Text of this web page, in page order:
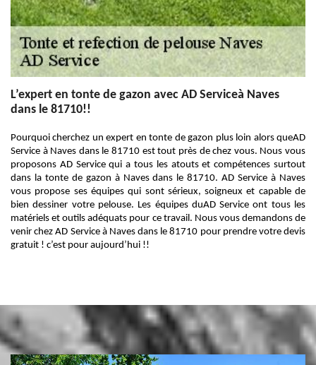
L’expert en tonte de gazon avec AD Serviceà Naves
dans le 81710!!
Pourquoi cherchez un expert en tonte de gazon plus loin alors queAD
Service à Naves dans le 81710 est tout près de chez vous. Nous vous
proposons AD Service qui a tous les atouts et compétences surtout
dans la tonte de gazon à Naves dans le 81710. AD Service à Naves
vous propose ses équipes qui sont sérieux, soigneux et capable de
bien dessiner votre pelouse. Les équipes duAD Service ont tous les
matériels et outils adéquats pour ce travail. Nous vous demandons de
venir chez AD Service à Naves dans le 81710 pour prendre votre devis
gratuit ! c’est pour aujourd’hui !!